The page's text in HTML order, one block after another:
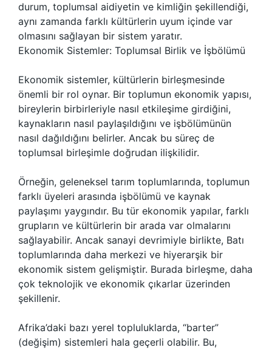
durum, toplumsal aidiyetin ve kimliğin şekillendiği,
aynı zamanda farklı kültürlerin uyum içinde var
olmasını sağlayan bir sistem yaratır.
Ekonomik Sistemler: Toplumsal Birlik ve İşbölümü
Ekonomik sistemler, kültürlerin birleşmesinde
önemli bir rol oynar. Bir toplumun ekonomik yapısı,
bireylerin birbirleriyle nasıl etkileşime girdiğini,
kaynakların nasıl paylaşıldığını ve işbölümünün
nasıl dağıldığını belirler. Ancak bu süreç de
toplumsal birleşimle doğrudan ilişkilidir.
Örneğin, geleneksel tarım toplumlarında, toplumun
farklı üyeleri arasında işbölümü ve kaynak
paylaşımı yaygındır. Bu tür ekonomik yapılar, farklı
grupların ve kültürlerin bir arada var olmalarını
sağlayabilir. Ancak sanayi devrimiyle birlikte, Batı
toplumlarında daha merkezi ve hiyerarşik bir
ekonomik sistem gelişmiştir. Burada birleşme, daha
çok teknolojik ve ekonomik çıkarlar üzerinden
şekillenir.
Afrika’daki bazı yerel topluluklarda, “barter”
(değişim) sistemleri hala geçerli olabilir. Bu,